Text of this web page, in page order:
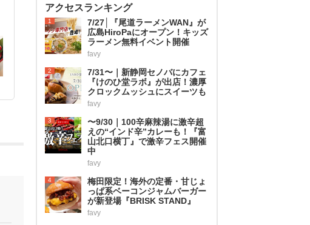
アクセスランキング
1
7/27│『尾道ラーメンWAN』が
広島HiroPaにオープン！キッズ
ラーメン無料イベント開催
favy
2
7/31〜｜新静岡セノバにカフェ
『けのひ堂ラボ』が出店！濃厚
クロックムッシュにスイーツも
favy
3
〜9/30｜100辛麻辣湯に激辛超
えの“インド辛”カレーも！『富
山北口横丁』で激辛フェス開催
中
favy
4
梅田限定！海外の定番・甘じょ
っぱ系ベーコンジャムバーガー
が新登場『BRISK STAND』
favy